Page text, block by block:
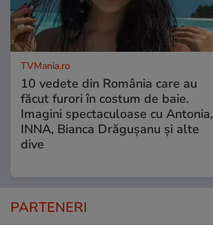
TVMania.ro
10 vedete din România care au
făcut furori în costum de baie.
Imagini spectaculoase cu Antonia,
INNA, Bianca Drăgușanu și alte
dive
PARTENERI